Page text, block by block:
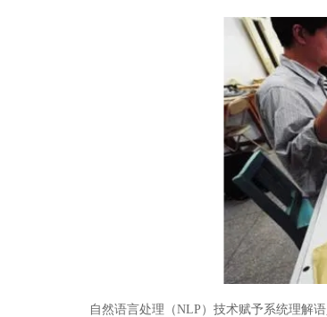
自然语言处理（NLP）技术赋予系统理解语